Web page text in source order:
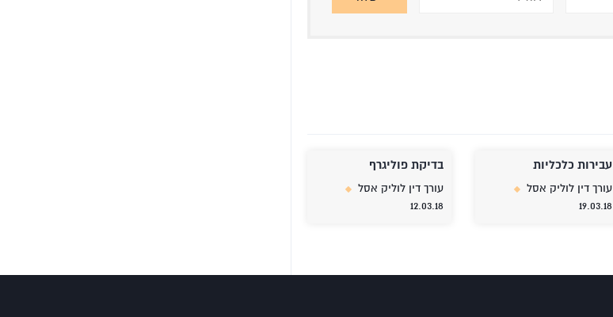
עבירות כלכליות
עורך דין לוליק אסל
19.03.18
בדיקת פוליגרף
עורך דין לוליק אסל
12.03.18